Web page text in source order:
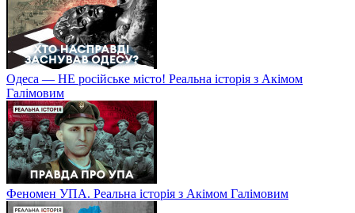
Одеса — НЕ російське місто! Реальна історія з Акімом
Галімовим
Феномен УПА. Реальна історія з Акімом Галімовим